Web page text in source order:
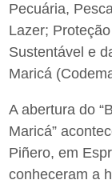
Pecuária,
Lazer;
Sustentável e
Maricá
A abertura do
Maricá”
Piñero, em
conheceram a